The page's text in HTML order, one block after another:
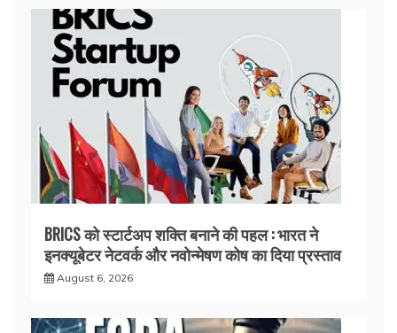
BRICS को स्टार्टअप शक्ति बनाने की पहल : भारत ने
इनक्यूबेटर नेटवर्क और नवोन्मेषण कोष का दिया प्रस्ताव
August 6, 2026